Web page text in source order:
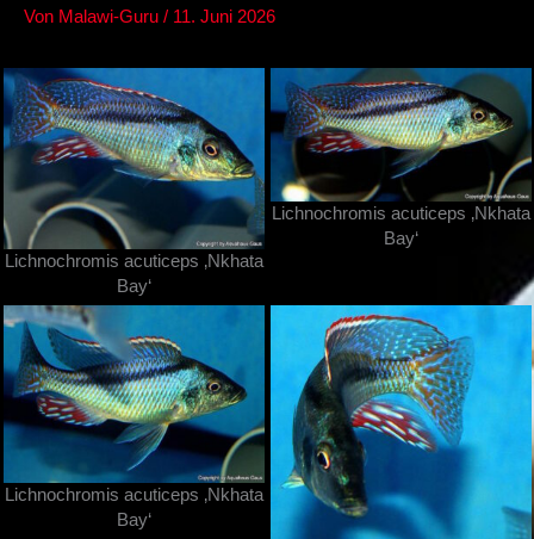
Von Malawi-Guru / 11. Juni 2026
Lichnochromis acuticeps ‚Nkhata
Bay‘
Lichnochromis acuticeps ‚Nkhata
Bay‘
Lichnochromis acuticeps ‚Nkhata
Bay‘